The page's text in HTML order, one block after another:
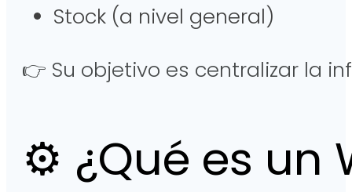
Stock (a nivel general)
👉 Su objetivo es centralizar la
⚙ ¿Qué es un